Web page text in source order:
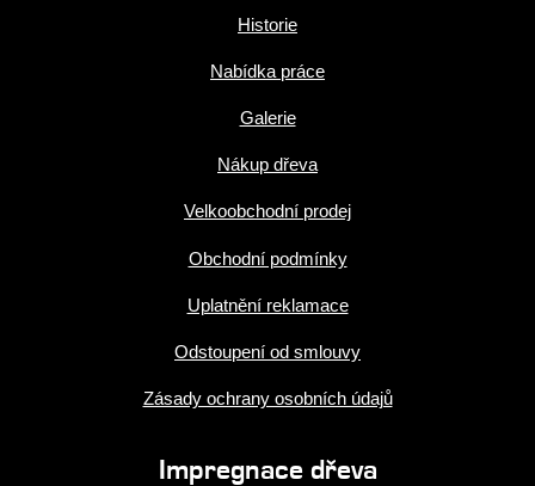
Historie
Nabídka práce
Galerie
Nákup dřeva
Velkoobchodní prodej
Obchodní podmínky
Uplatnění reklamace
Odstoupení od smlouvy
Zásady ochrany osobních údajů
Impregnace dřeva